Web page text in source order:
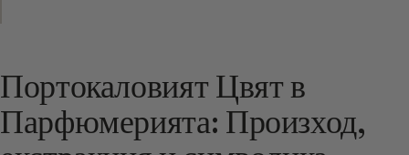
Портокаловият Цвят в
Парфюмерията: Произход,